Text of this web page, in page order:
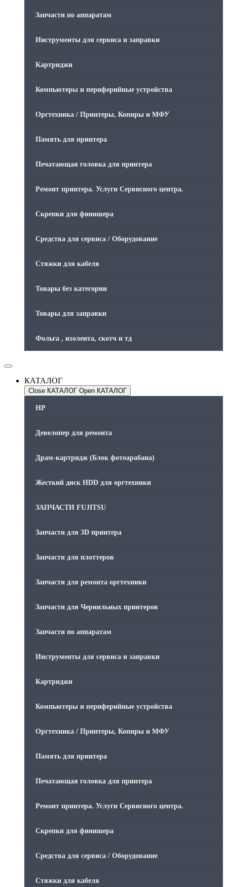
Запчасти по аппаратам
Инструменты для сервиса и заправки
Картриджи
Компьютеры и периферийные устройства
Оргтехника / Принтеры, Копиры и МФУ
Память для принтера
Печатающая головка для принтера
Ремонт принтера. Услуги Сервисного центра.
Скрепки для финишера
Средства для сервиса / Оборудование
Стяжки для кабеля
Товары без категории
Товары для заправки
Фольга , изолента, скотч и тд
КАТАЛОГ
Close КАТАЛОГ Open КАТАЛОГ
HP
Девелопер для ремонта
Драм-картридж (Блок фотоарабана)
Жесткий диск HDD для оргтехники
ЗАПЧАСТИ FUJITSU
Запчасти для 3D принтера
Запчасти для плоттеров
Запчасти для ремонта оргтехники
Запчасти для Чернильных принтеров
Запчасти по аппаратам
Инструменты для сервиса и заправки
Картриджи
Компьютеры и периферийные устройства
Оргтехника / Принтеры, Копиры и МФУ
Память для принтера
Печатающая головка для принтера
Ремонт принтера. Услуги Сервисного центра.
Скрепки для финишера
Средства для сервиса / Оборудование
Стяжки для кабеля